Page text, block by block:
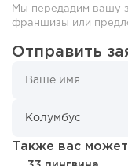
129
Мы передадим вашу
франшизы или
Отправить
Также вас